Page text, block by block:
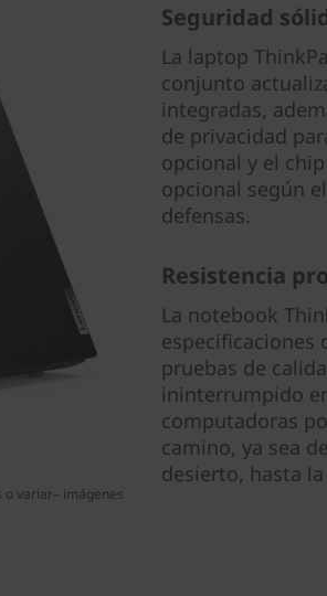
variar– imágenes
Seguridad
La laptop
conjunto
integradas,
de privacidad
opcional y el
opcional según
defensas.
Resistencia
La notebook
especificaciones
pruebas de
ininterrumpido
computadoras
camino, ya sea
desierto, hasta